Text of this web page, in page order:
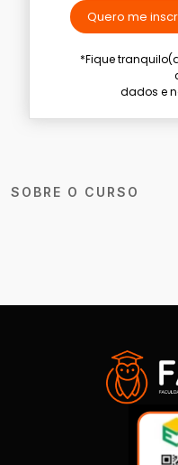
SOBRE O CURSO
Quero me
*Fique
dados e